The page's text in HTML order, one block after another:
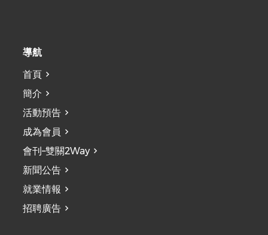
導航
首頁
簡介
活動預告
成為會員
會刊–雙關2Way
新聞公告
就業情報
招聘廣告